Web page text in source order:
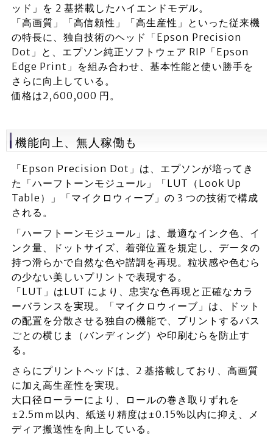
ッド」を 2 基搭載したハイエンドモデル。
「⾼画質」「⾼信頼性」「⾼⽣産性」といった従来機
の特⻑に、独⾃技術のヘッド「Epson Precision
Dot」と、エプソン純正ソフトウェア RIP「Epson
Edge Print」を組み合わせ、基本性能と使い勝⼿を
さらに向上している。
価格は2,600,000 円。
機能向上、無人稼働も
「Epson Precision Dot」は、エプソンが培ってき
た「ハーフトーンモジュール」「LUT（Look Up
Table）」「マイクロウィーブ」の 3 つの技術で構成
される。
「ハーフトーンモジュール」は、最適なインク色、イ
ンク量、ドットサイズ、着弾位置を規定し、データの
持つ滑らかで⾃然な⾊や諧調を再現。粒状感や⾊むら
の少ない美しいプリントで表現する。
「LUT」はLUT により、忠実な⾊再現と正確なカラ
ーバランスを実現。「マイクロウィーブ」は、ドット
の配置を分散させる独⾃の機能で、プリントするパス
ごとの横じま（バンディング）や印刷むらを防止す
る。
さらにプリントヘッドは、2 基搭載しており、⾼画質
に加え⾼⽣産性を実現。
⼤⼝径ローラーにより、ロールの巻き取りずれを
±2.5mｍ以内、紙送り精度は±0.15%以内に抑え、メ
ディア搬送性を向上している。